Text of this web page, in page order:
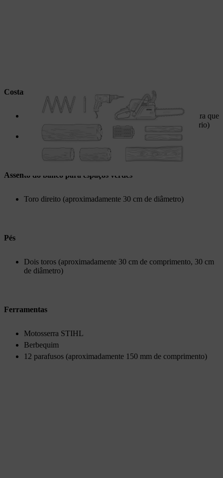
Costas
Dois postes de madeira (o comprimento depende da altura que
pretende para as costas e pode ser encurtado, se necessário)
Uma tábua (cerca de 120 cm de comprimento)
Assento do banco para espaços verdes
Toro direito (aproximadamente 30 cm de diâmetro)
Pés
Dois toros (aproximadamente 30 cm de comprimento, 30 cm
de diâmetro)
Ferramentas
Motosserra STIHL
Berbequim
12 parafusos (aproximadamente 150 mm de comprimento)